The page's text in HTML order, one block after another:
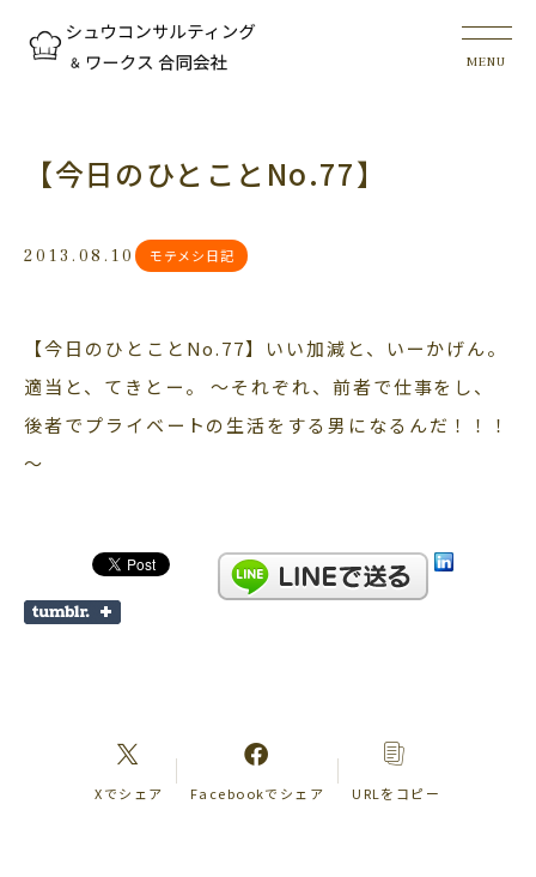
【今日のひとことNo.77】
2013.08.10 モテメシ日記
【今日のひとことNo.77】いい加減と、いーかげん。
適当と、てきとー。 ～それぞれ、前者で仕事をし、
後者でプライベートの生活をする男になるんだ！！！
～
Xでシェア Facebookでシェア URLをコピー